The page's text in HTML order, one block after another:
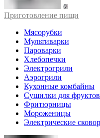
Приготовление пищи
Мясорубки
Мультиварки
Пароварки
Хлебопечки
Электрогрили
Аэрогрили
Кухонные комбайны
Сушилки для фруктов
Фритюрницы
Мороженицы
Электрические